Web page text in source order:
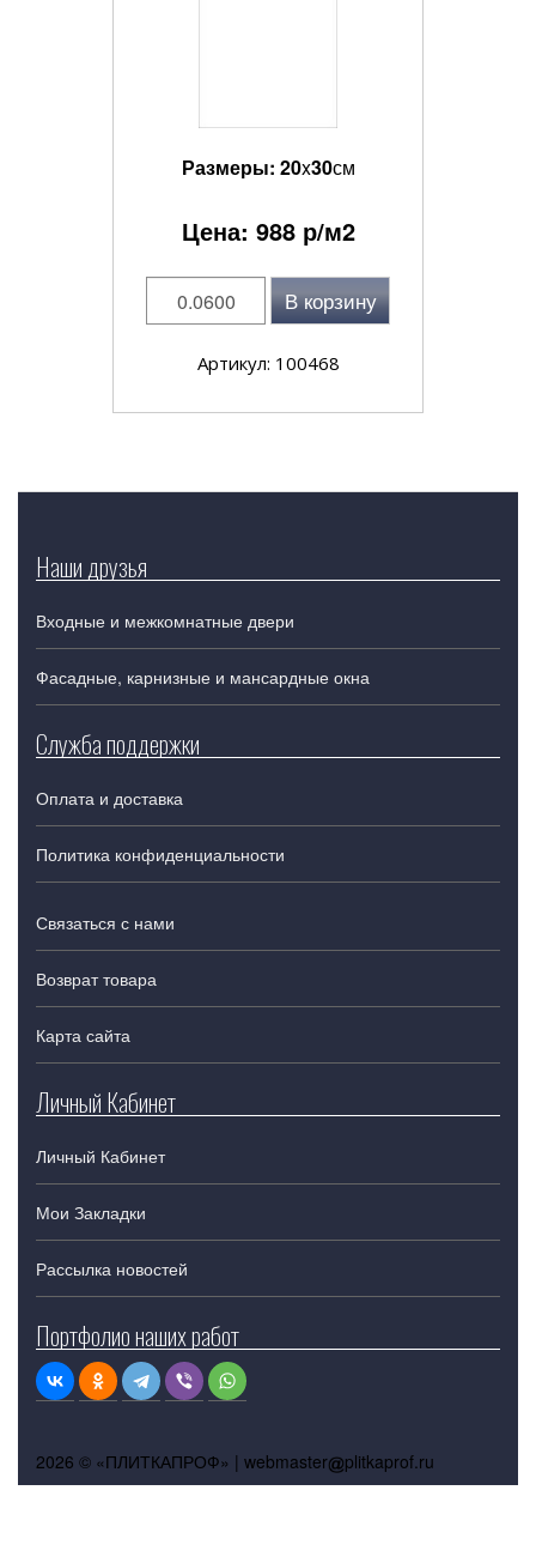
Размеры: 20x30см
Цена: 988р/м2
В корзину
Артикул: 100468
Наши друзья
Входные и межкомнатные двери
Фасадные, карнизные и мансардные окна
Служба поддержки
Оплата и доставка
Политика конфиденциальности
Связаться с нами
Возврат товара
Карта сайта
Личный Кабинет
Личный Кабинет
Мои Закладки
Рассылка новостей
Портфолио наших работ
2026 © «ПЛИТКАПРОФ» | webmaster plitkaprof.ru